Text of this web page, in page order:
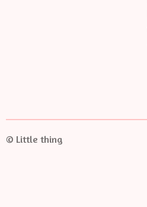
© Little thing